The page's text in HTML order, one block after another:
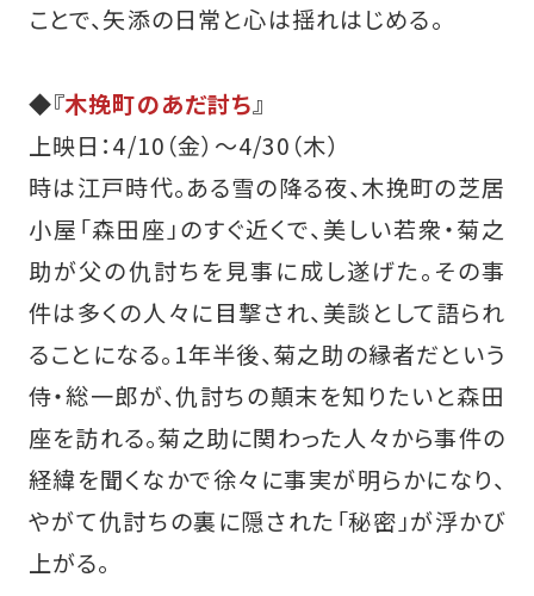
ことで、矢添の日常と心は揺れはじめる。
◆『木挽町のあだ討ち』
上映日：4/10（金）～4/30（木）
時は江戸時代。ある雪の降る夜、木挽町の芝居
小屋「森田座」のすぐ近くで、美しい若衆・菊之
助が父の仇討ちを見事に成し遂げた。その事
件は多くの人々に目撃され、美談として語られ
ることになる。1年半後、菊之助の縁者だという
侍・総一郎が、仇討ちの顛末を知りたいと森田
座を訪れる。菊之助に関わった人々から事件の
経緯を聞くなかで徐々に事実が明らかになり、
やがて仇討ちの裏に隠された「秘密」が浮かび
上がる。